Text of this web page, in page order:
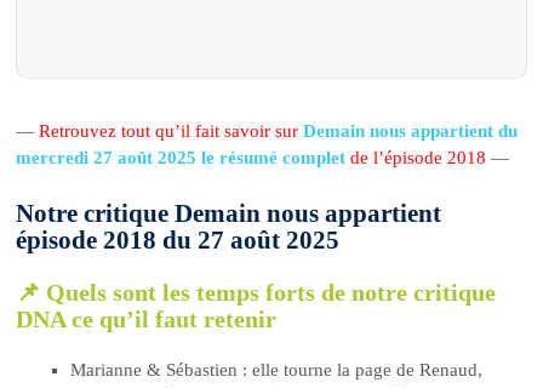
—Retrouvez tout qu’il fait savoir surDemain nous appartient du
mercredi 27 août 2025 le résumé complet de l’épisode 2018 —
Notre critique Demain nous appartient
épisode 2018 du 27 août 2025
📌 Quels sont les temps forts de notre critique
DNA ce qu’il faut retenir
Marianne & Sébastien : elle tourne la page de Renaud,